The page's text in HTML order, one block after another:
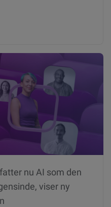
nu AI som den
viser ny